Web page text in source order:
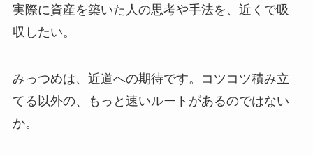
実際に資産を築いた人の思考や手法を、近くで吸
収したい。
みっつめは、近道への期待です。コツコツ積み立
てる以外の、もっと速いルートがあるのではない
か。